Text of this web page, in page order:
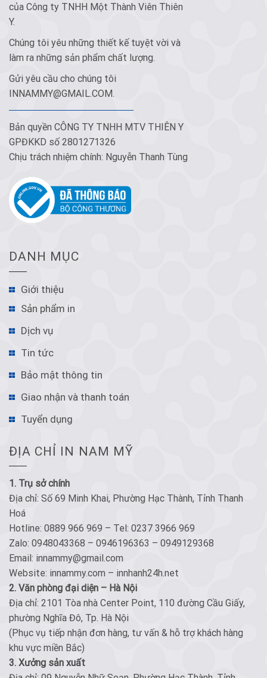
của Công ty TNHH Một Thành Viên Thiên
Y.
Chúng tôi yêu những thiết kế tuyệt vời và
làm ra những sản phẩm chất lượng.
Gửi yêu cầu cho chúng tôi
INNAMMY@GMAIL.COM.
Bản quyền CÔNG TY TNHH MTV THIÊN Y
GPĐKKD số 2801271326
Chịu trách nhiệm chính: Nguyễn Thanh Tùng
DANH MỤC
Giới thiệu
Sản phẩm in
Dịch vụ
Tin tức
Bảo mật thông tin
Giao nhận và thanh toán
Tuyển dụng
ĐỊA CHỈ IN NAM MỸ
1. Trụ sở chính
Địa chỉ: Số 69 Minh Khai, Phường Hạc Thành, Tỉnh Thanh
Hoá
Hotline: 0889 966 969 – Tel: 0237 3966 969
Zalo: 0948043368 – 0946196363 – 0949129368
Email: innammy@gmail.com
Website: innammy.com – innhanh24h.net
2. Văn phòng đại diện – Hà Nội
Địa chỉ: 2101 Tòa nhà Center Point, 110 đường Cầu Giấy,
phường Nghĩa Đô, Tp. Hà Nội
(Phục vụ tiếp nhận đơn hàng, tư vấn & hỗ trợ khách hàng
khu vực miền Bắc)
3. Xưởng sản xuất